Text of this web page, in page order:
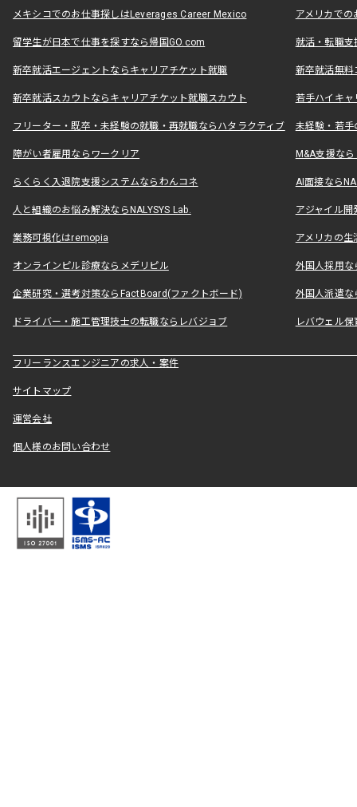
メキシコでのお仕事探しはLeverages Career Mexico アメリカで
留学生が日本で仕事を探すなら帰国GO.com 就活・転職
新卒就活エージェントならキャリアチケット就職 新卒就活無料
新卒就活スカウトならキャリアチケット就職スカウト 若手ハイキ
フリーター・既卒・未経験の就職・再就職ならハタラクティブ 未経験・若手
障がい者雇用ならワークリア M&A支援な
らくらく入退院支援システムならわんコネ AI面接なら
人と組織のお悩み解決ならNALYSYS Lab. アジャイル
業務可視化はremopia アメリカの
オンラインピル診療ならメデリピル 外国人採用
企業研究・選考対策ならFactBoard(ファクトボード) 外国人派遣な
ドライバー・施工管理技士の転職ならレバジョブ レバウェル
フリーランスエンジニアの求人・案件
サイトマップ
運営会社
個人様のお問い合わせ